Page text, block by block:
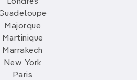
Majorque
Martinique
Marrakech
New York
Paris